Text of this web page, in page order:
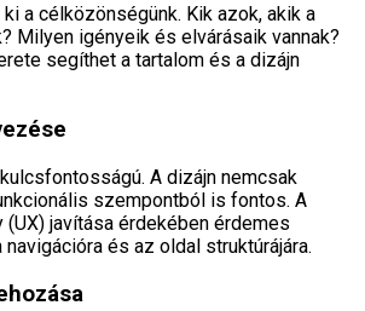
a célközönségünk. Kik azok, akik a
Milyen igényeik és elvárásaik vannak?
segíthet a tartalom és a dizájn
A dizájn nemcsak
szempontból is fontos. A
javítása érdekében érdemes
és az oldal struktúrájára.